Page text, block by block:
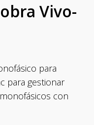
Vivo-
para
para gestionar
con